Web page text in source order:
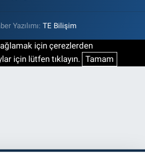
Yazılımı: TE Bilişim
için çerezlerden
için lütfen tıklayın. Tamam